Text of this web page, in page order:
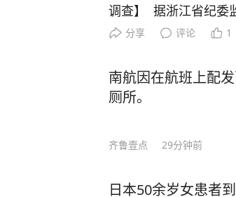
调查】 据浙江省纪委
任陈峰齐涉嫌严重违
分享 评论 1
南航因在航班上配
厕所。
齐鲁壹点 29分钟前
日本50余岁女患者